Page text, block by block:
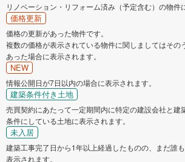
リノベーション・リフォーム済み（予定含む）の物件
価格更新
価格の更新があった物件です。
複数の価格が表示されている物件に関しましてはその
あった場合に表示されます。
NEW
情報公開日が7日以内の場合に表示されます。
建築条件付き土地
売買契約にあたって一定期間内に特定の建設会社と建
条件にしている土地に表示されます。
未入居
建築工事完了日から1年以上経過したものの、まだ誰
表示されます。